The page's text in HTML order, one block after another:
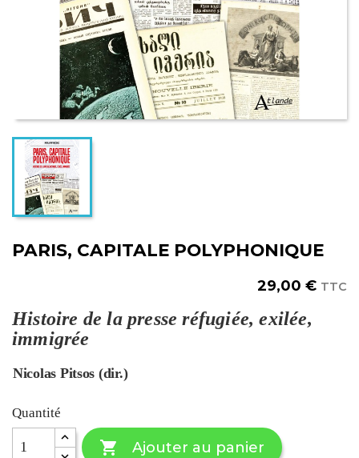
PARIS, CAPITALE POLYPHONIQUE
29,00 € TTC
Histoire de la presse réfugiée, exilée,
immigrée
Nicolas Pitsos (dir.)
Quantité
 Ajouter au panier